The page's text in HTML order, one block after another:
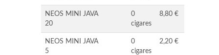
NEOS MINI JAVA
20
0
cigares
8,80 €
NEOS MINI JAVA
5
0
cigares
2,20 €